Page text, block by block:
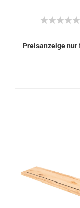
Preisanzeige